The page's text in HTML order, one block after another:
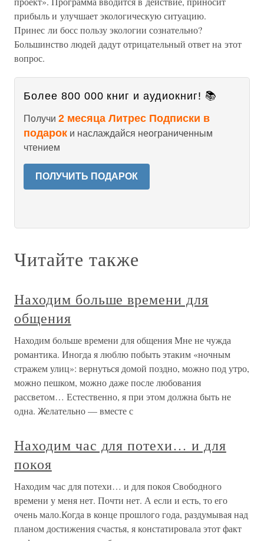
прибыль и улучшает экологическую ситуацию.
Принес ли босс пользу экологии сознательно?
Большинство людей дадут отрицательный ответ на этот
вопрос.
Более 800 000 книг и аудиокниг! 📚
Получи 2 месяца Литрес Подписки в
подарок и наслаждайся неограниченным
чтением
ПОЛУЧИТЬ ПОДАРОК
Читайте также
Находим больше времени для
общения
Находим больше времени для общения Мне не чужда
романтика. Иногда я люблю побыть этаким «ночным
стражем улиц»: вернуться домой поздно, можно под утро,
можно пешком, можно даже после любования
рассветом… Естественно, я при этом должна быть не
одна. Желательно — вместе с
Находим час для потехи… и для
покоя
Находим час для потехи… и для покоя Свободного
времени у меня нет. Почти нет. А если и есть, то его
очень мало.Когда в конце прошлого года, раздумывая над
планом достижения счастья, я констатировала этот факт